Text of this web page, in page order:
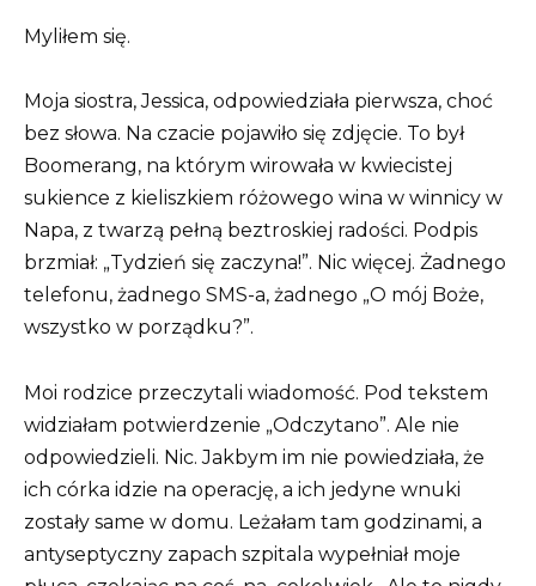
Myliłem się.
Moja siostra, Jessica, odpowiedziała pierwsza, choć
bez słowa. Na czacie pojawiło się zdjęcie. To był
Boomerang, na którym wirowała w kwiecistej
sukience z kieliszkiem różowego wina w winnicy w
Napa, z twarzą pełną beztroskiej radości. Podpis
brzmiał: „Tydzień się zaczyna!”. Nic więcej. Żadnego
telefonu, żadnego SMS-a, żadnego „O mój Boże,
wszystko w porządku?”.
Moi rodzice przeczytali wiadomość. Pod tekstem
widziałam potwierdzenie „Odczytano”. Ale nie
odpowiedzieli. Nic. Jakbym im nie powiedziała, że ​​
ich córka idzie na operację, a ich jedyne wnuki
zostały same w domu. Leżałam tam godzinami, a
antyseptyczny zapach szpitala wypełniał moje